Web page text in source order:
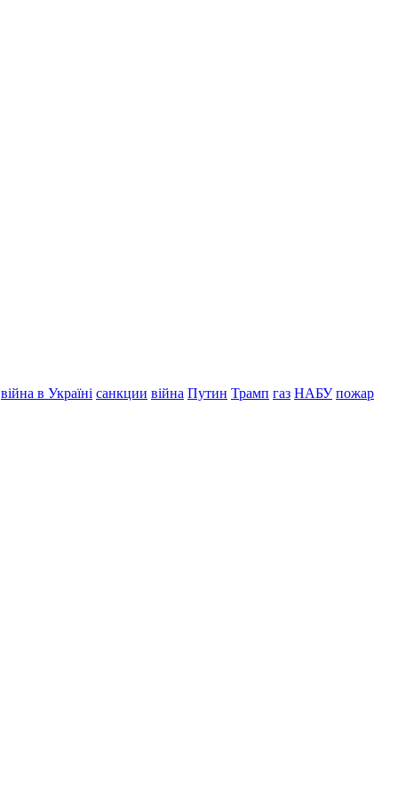
війна в Україні санкции війна Путин Трамп газ НАБУ пожар